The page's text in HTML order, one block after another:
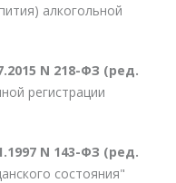
алкогольной
N 218-ФЗ (ред.
регистрации
N 143-ФЗ (ред.
состояния"